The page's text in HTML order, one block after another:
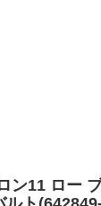
ン11 ロー